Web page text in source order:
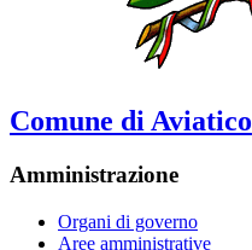
Comune di Aviatico
Amministrazione
Organi di governo
Aree amministrative